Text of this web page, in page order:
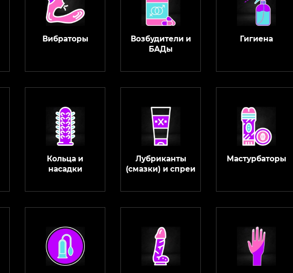
Вибраторы
Возбудители и
БАДы
Гигиена
Кольца и
насадки
Лубриканты
(смазки) и спреи
Мастурбаторы